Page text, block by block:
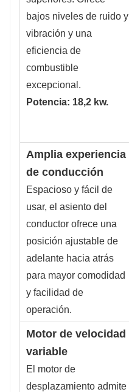
bajos niveles de ruido y
vibración y una
eficiencia de
combustible
excepcional.
Potencia: 18,2 kw.
Amplia experiencia
de conducción
Espacioso y fácil de
usar, el asiento del
conductor ofrece una
posición ajustable de
adelante hacia atrás
para mayor comodidad
y facilidad de
operación.
Motor de velocidad
variable
El motor de
desplazamiento admite